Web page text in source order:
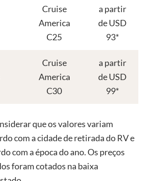
Cruise
America
C25
a partir
de USD
93*
Cruise
America
C30
a partir
de USD
99*
que os valores variam
com a cidade de retirada do RV e
com a época do ano. Os preços
foram cotados na baixa